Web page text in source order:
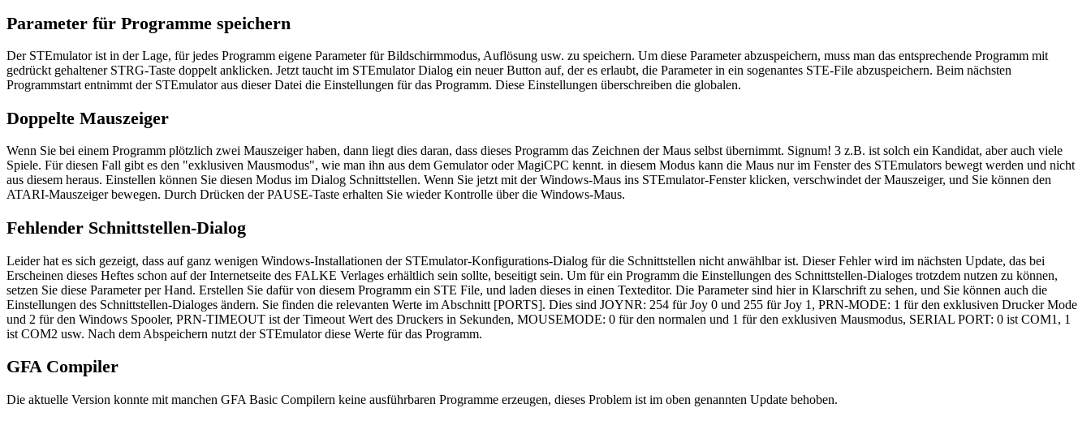
Parameter für Programme speichern
Der STEmulator ist in der Lage, für jedes Programm eigene Parameter für Bildschirmmodus, Auflösung usw. zu speichern. Um diese Parameter abzuspeichern, muss man das entsprechende Programm mit
gedrückt gehaltener STRG-Taste doppelt anklicken. Jetzt taucht im STEmulator Dialog ein neuer Button auf, der es erlaubt, die Parameter in ein sogenantes STE-File abzuspeichern. Beim nächsten
Programmstart entnimmt der STEmulator aus dieser Datei die Einstellungen für das Programm. Diese Einstellungen überschreiben die globalen.
Doppelte Mauszeiger
Wenn Sie bei einem Programm plötzlich zwei Mauszeiger haben, dann liegt dies daran, dass dieses Programm das Zeichnen der Maus selbst übernimmt. Signum! 3 z.B. ist solch ein Kandidat, aber auch viele
Spiele. Für diesen Fall gibt es den "exklusiven Mausmodus", wie man ihn aus dem Gemulator oder MagiCPC kennt. in diesem Modus kann die Maus nur im Fenster des STEmulators bewegt werden und nicht
aus diesem heraus. Einstellen können Sie diesen Modus im Dialog Schnittstellen. Wenn Sie jetzt mit der Windows-Maus ins STEmulator-Fenster klicken, verschwindet der Mauszeiger, und Sie können den
ATARI-Mauszeiger bewegen. Durch Drücken der PAUSE-Taste erhalten Sie wieder Kontrolle über die Windows-Maus.
Fehlender Schnittstellen-Dialog
Leider hat es sich gezeigt, dass auf ganz wenigen Windows-Installationen der STEmulator-Konfigurations-Dialog für die Schnittstellen nicht anwählbar ist. Dieser Fehler wird im nächsten Update, das bei
Erscheinen dieses Heftes schon auf der Internetseite des FALKE Verlages erhältlich sein sollte, beseitigt sein. Um für ein Programm die Einstellungen des Schnittstellen-Dialoges trotzdem nutzen zu können,
setzen Sie diese Parameter per Hand. Erstellen Sie dafür von diesem Programm ein STE File, und laden dieses in einen Texteditor. Die Parameter sind hier in Klarschrift zu sehen, und Sie können auch die
Einstellungen des Schnittstellen-Dialoges ändern. Sie finden die relevanten Werte im Abschnitt [PORTS]. Dies sind JOYNR: 254 für Joy 0 und 255 für Joy 1, PRN-MODE: 1 für den exklusiven Drucker Mode
und 2 für den Windows Spooler, PRN-TIMEOUT ist der Timeout Wert des Druckers in Sekunden, MOUSEMODE: 0 für den normalen und 1 für den exklusiven Mausmodus, SERIAL PORT: 0 ist COM1, 1
ist COM2 usw. Nach dem Abspeichern nutzt der STEmulator diese Werte für das Programm.
GFA Compiler
Die aktuelle Version konnte mit manchen GFA Basic Compilern keine ausführbaren Programme erzeugen, dieses Problem ist im oben genannten Update behoben.